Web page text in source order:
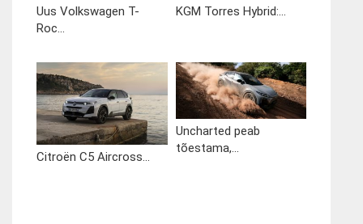
Uus Volkswagen T-
Roc...
KGM Torres Hybrid:...
Citroën C5 Aircross...
Uncharted peab
tõestama,...